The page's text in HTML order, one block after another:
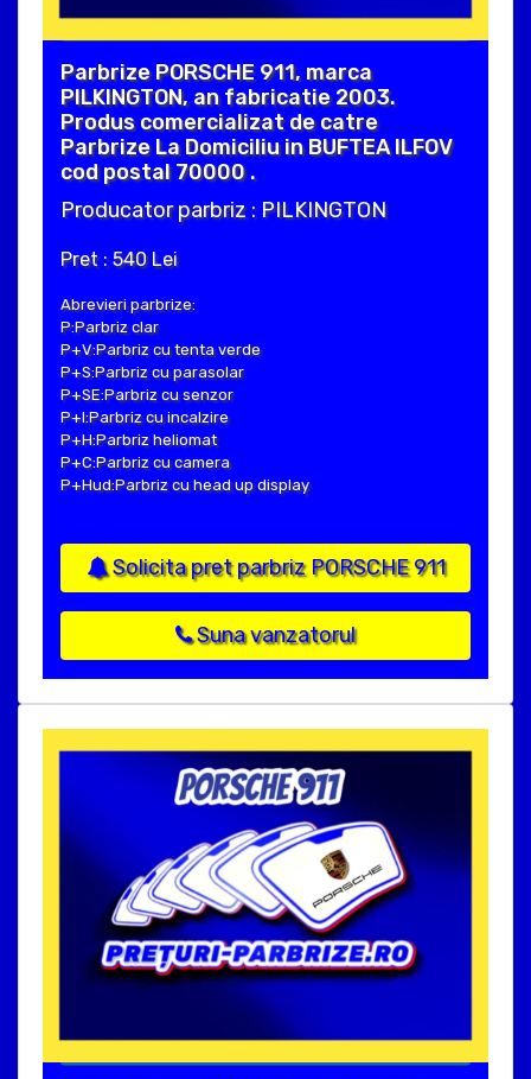
Parbrize PORSCHE 911, marca
PILKINGTON, an fabricatie 2003.
Produs comercializat de catre
Parbrize La Domiciliu in BUFTEA ILFOV
cod postal 70000 .
Producator parbriz : PILKINGTON
Pret : 540 Lei
Abrevieri parbrize:
P:Parbriz clar
P+V:Parbriz cu tenta verde
P+S:Parbriz cu parasolar
P+SE:Parbriz cu senzor
P+I:Parbriz cu incalzire
P+H:Parbriz heliomat
P+C:Parbriz cu camera
P+Hud:Parbriz cu head up display
Solicita pret parbriz PORSCHE 911
Suna vanzatorul